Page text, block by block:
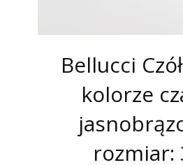
Bellucci
kolorze
rozmiar: